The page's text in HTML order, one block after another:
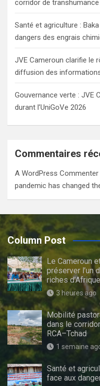
corridor de
Santé et agriculture :
dangers des engrais
JVE Cameroun clarifie le
diffusion des
Gouvernance verte : JVE
durant l’UniGoVe 2026
Commentaires
A WordPress Commenter
pandemic has changed
Column Post
Le Cameroun
préserver l’un
riches
3 heures ago
Mobilité
dans le
RCA–Tchad
1 semaine
Santé et
face aux